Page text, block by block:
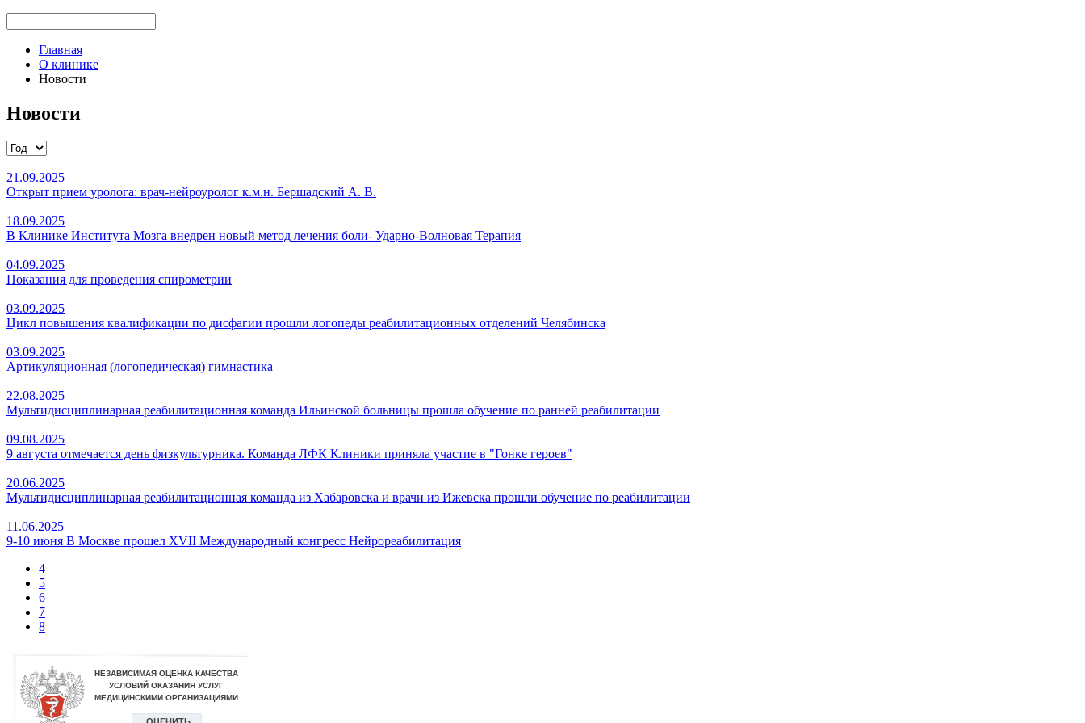
Главная
О клинике
Новости
Новости
21.09.2025
Открыт прием уролога: врач-нейроуролог к.м.н. Бершадский А. В.
18.09.2025
В Клинике Института Мозга внедрен новый метод лечения боли- Ударно-Волновая Терапия
04.09.2025
Показания для проведения спирометрии
03.09.2025
Цикл повышения квалификации по дисфагии прошли логопеды реабилитационных отделений Челябинска
03.09.2025
Артикуляционная (логопедическая) гимнастика
22.08.2025
Мультидисциплинарная реабилитационная команда Ильинской больницы прошла обучение по ранней реабилитации
09.08.2025
9 августа отмечается день физкультурника. Команда ЛФК Клиники приняла участие в "Гонке героев"
20.06.2025
Мультидисциплинарная реабилитационная команда из Хабаровска и врачи из Ижевска прошли обучение по реабилитации
11.06.2025
9-10 июня В Москве прошел XVII Международный конгресс Нейрореабилитация
4
5
6
7
8